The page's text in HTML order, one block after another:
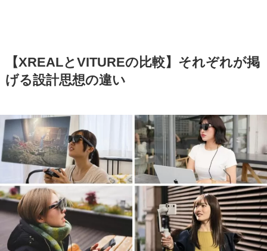
【XREALとVITUREの比較】それぞれが掲
げる設計思想の違い